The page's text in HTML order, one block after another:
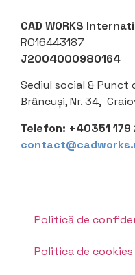
CAD WORKS
RO16443187
J2004000980164
Sediul social &Punct
Brâncuși, Nr. 34,
Telefon: +40351 179
Politică de
Politica de cookies